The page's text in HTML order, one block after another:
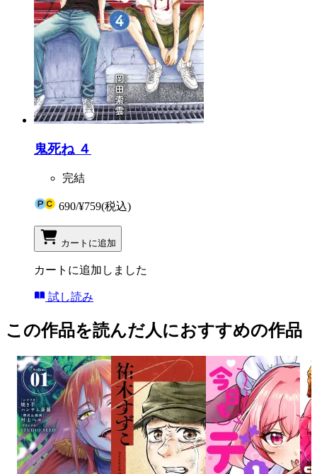
鬼死ね ４
完結
690/¥759(税込)
カートに追加
カートに追加しました
試し読み
この作品を読んだ人におすすめの作品